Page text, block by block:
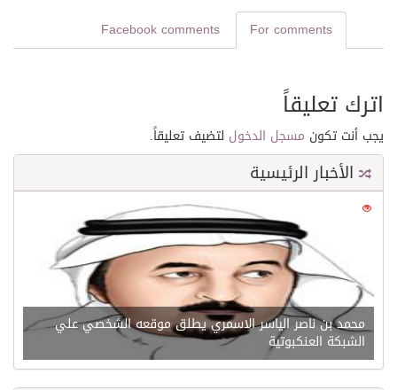
For comments
Facebook comments
اترك تعليقاً
يجب أنت تكون مسجل الدخول لتضيف تعليقاً.
الأخبار الرئيسية
21568
محمد بن ناصر الياسر الاسمري يطلق موقعه الشخصي علي
الشبكة العنكبوتية